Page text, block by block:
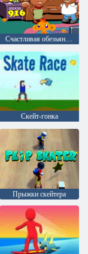
Счастливая обезьянка: уровень 916
Скейт-гонка
Прыжки скейтера